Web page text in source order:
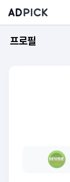
프로필